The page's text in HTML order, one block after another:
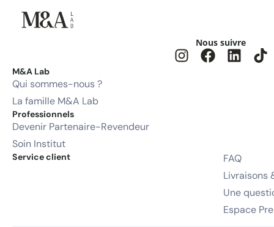
Nous suivre
M&A Lab
Qui sommes-nous ?
La famille M&A Lab
Professionnels
Devenir Partenaire-Revendeur
Soin Institut
Service client
FAQ
Livraisons
Une
Espace